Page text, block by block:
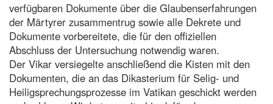
verfügbaren Dokumente über die Glaubenserfahrungen
der Märtyrer zusammentrug sowie alle Dekrete und
Dokumente vorbereitete, die für den offiziellen
Abschluss der Untersuchung notwendig waren.
Der Vikar versiegelte anschließend die Kisten mit den
Dokumenten, die an das Dikasterium für Selig- und
Heiligsprechungsprozesse im Vatikan geschickt werden